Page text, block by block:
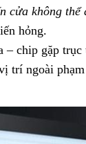
cửa không
hỏng.
– chip gặp trục
trí ngoài